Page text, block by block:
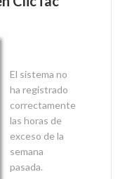
El sistema no
ha registrado
correctamente
las horas de
exceso de la
semana
pasada.